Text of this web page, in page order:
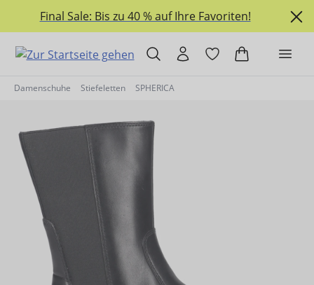
springen
Final Sale: Bis zu 40 % auf Ihre Favoriten!
Damenschuhe Stiefeletten SPHERICA